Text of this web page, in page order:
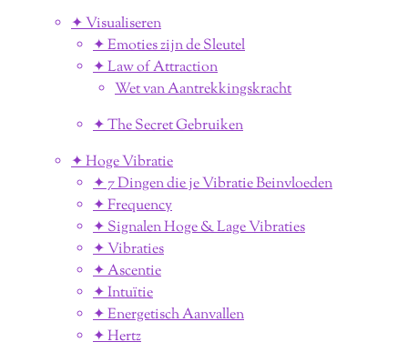
✦ Visualiseren
✦ Emoties zijn de Sleutel
✦ Law of Attraction
Wet van Aantrekkingskracht
✦ The Secret Gebruiken
✦ Hoge Vibratie
✦ 7 Dingen die je Vibratie Beinvloeden
✦ Frequency
✦ Signalen Hoge & Lage Vibraties
✦ Vibraties
✦ Ascentie
✦ Intuïtie
✦ Energetisch Aanvallen
✦ Hertz